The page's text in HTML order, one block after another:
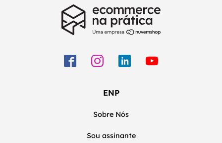
ENP
Sobre Nós
Sou assinante